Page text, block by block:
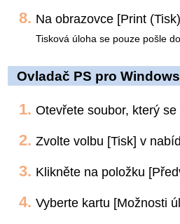
Na obrazovce [Print
Tisková úloha se pouze pošle
Ovladač PS pro Windows
Otevřete soubor, který
Zvolte volbu [Tisk] v
Klikněte na položku
Vyberte kartu [Možnosti